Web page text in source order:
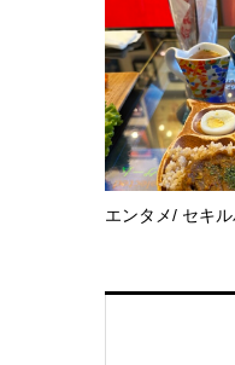
エンタメ/ セキ